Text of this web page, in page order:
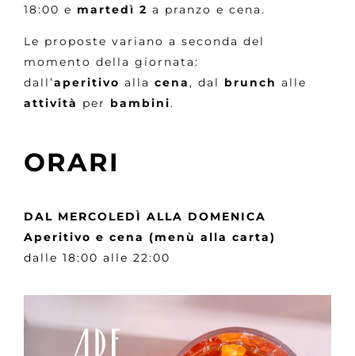
18:00 e martedì 2 a pranzo e cena.
Le proposte variano a seconda del
momento della giornata:
dall’aperitivo alla cena, dal brunch alle
attività per bambini.
ORARI
DAL MERCOLEDÌ ALLA DOMENICA
Aperitivo e cena (menù alla carta)
dalle 18:00 alle 22:00